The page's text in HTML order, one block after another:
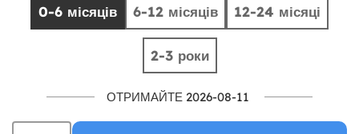
0-6 місяців 6-12 місяців 12-24 місяці
2-3 роки
ОТРИМАЙТЕ 2026-08-11